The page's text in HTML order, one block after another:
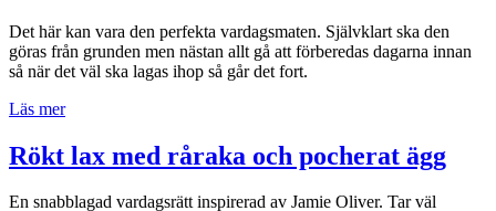
Det här kan vara den perfekta vardagsmaten. Självklart ska den
göras från grunden men nästan allt gå att förberedas dagarna innan
så när det väl ska lagas ihop så går det fort.
Läs mer”Gravad
med
glutenfri
potatis”
Rökt lax med råraka och pocherat ägg
En snabblagad vardagsrätt inspirerad av Jamie Oliver. Tar väl